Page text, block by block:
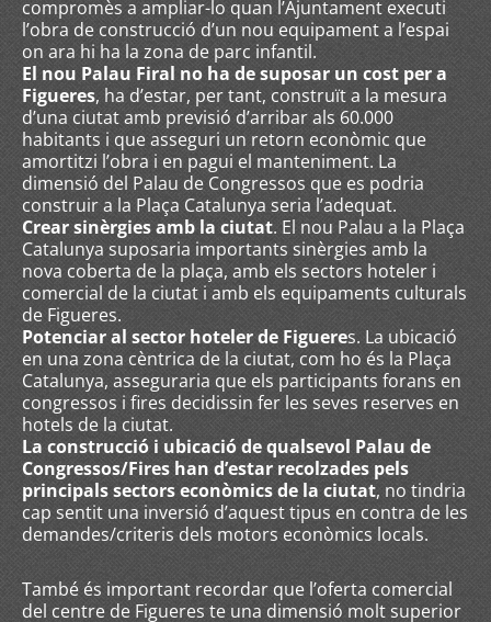
compromès a ampliar-lo quan l’Ajuntament executi
l’obra de construcció d’un nou equipament a l’espai
on ara hi ha la zona de parc infantil.
El nou Palau Firal no ha de suposar un cost per a
Figueres, ha d’estar, per tant, construït a la mesura
d’una ciutat amb previsió d’arribar als 60.000
habitants i que asseguri un retorn econòmic que
amortitzi l’obra i en pagui el manteniment. La
dimensió del Palau de Congressos que es podria
construir a la Plaça Catalunya seria l’adequat.
Crear sinèrgies amb la ciutat. El nou Palau a la Plaça
Catalunya suposaria importants sinèrgies amb la
nova coberta de la plaça, amb els sectors hoteler i
comercial de la ciutat i amb els equipaments culturals
de Figueres.
Potenciar al sector hoteler de Figueres. La ubicació
en una zona cèntrica de la ciutat, com ho és la Plaça
Catalunya, asseguraria que els participants forans en
congressos i fires decidissin fer les seves reserves en
hotels de la ciutat.
La construcció i ubicació de qualsevol Palau de
Congressos/Fires han d’estar recolzades pels
principals sectors econòmics de la ciutat, no tindria
cap sentit una inversió d’aquest tipus en contra de les
demandes/criteris dels motors econòmics locals.
També és important recordar que l’oferta comercial
del centre de Figueres te una dimensió molt superior